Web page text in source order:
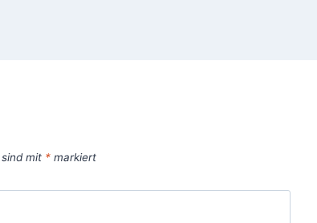
mit * markiert